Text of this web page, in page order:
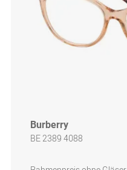
Burberry
BE 2389 4088